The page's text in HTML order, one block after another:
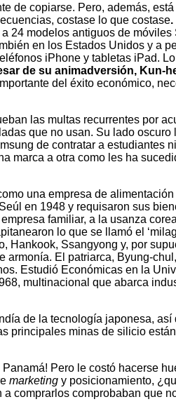
de copiarse. Pero, además,
costase lo que costase.
modelos antiguos de
en los Estados Unidos y a
iPhone y tabletas iPad.
de su animadversión, Kun-
del éxito económico,
las multas recurrentes por
que no usan. Su lado
de contratar a
marca a otra como les ha
una empresa de
en 1948 y requisaron sus
familiar, a la usanza
lo que se llamó el
Ssangyong y, por
El patriarca, Byung-
Estudió Económicas en la
multinacional que abarca
de la tecnología japonesa,
minas de silicio
Pero le costó hacerse
marketing y posicionamiento,
comprarlos comprobaban que